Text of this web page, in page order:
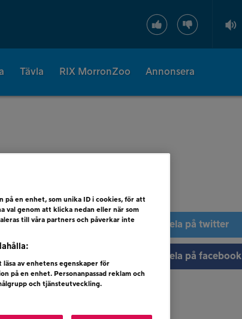
Tävla RIX MorronZoo Annonsera
Dela på twitter
Dela på facebook
en enhet, som unika ID i cookies, för att
val genom att klicka nedan eller när som
till våra partners och påverkar inte
av enhetens egenskaper för
på en enhet. Personanpassad reklam och
och tjänsteutveckling.